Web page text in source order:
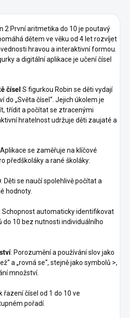
2 První aritmetika do 10 je poutavý
dětem ve věku od 4 let rozvíjet
hravou a interaktivní formou.
a digitální aplikace je učení čísel
čísel S figurkou Robin se děti vydají
do „Světa čísel“. Jejich úkolem je
třídit a počítat se ztracenými
hratelnost udržuje děti zaujaté a
Aplikace se zaměřuje na klíčové
předškoláky a rané školáky:
: Děti se naučí spolehlivě počítat a
hodnoty.
Schopnost automaticky identifikovat
10 bez nutnosti individuálního
: Porozumění a používání slov jako
a „rovná se“, stejně jako symbolů >,
množství.
řazení čísel od 1 do 10 ve
pořadí.